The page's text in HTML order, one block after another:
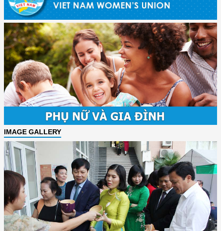
IMAGE GALLERY